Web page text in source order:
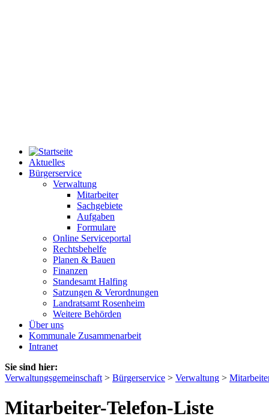
Aktuelles
Bürgerservice
Verwaltung
Mitarbeiter
Sachgebiete
Aufgaben
Formulare
Online Serviceportal
Rechtsbehelfe
Planen & Bauen
Finanzen
Standesamt Halfing
Satzungen & Verordnungen
Landratsamt Rosenheim
Weitere Behörden
Über uns
Kommunale Zusammenarbeit
Intranet
Sie sind hier:
Verwaltungsgemeinschaft > Bürgerservice > Verwaltung >
Mitarbeiter-Telefon-Liste